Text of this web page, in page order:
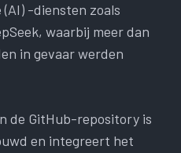
-diensten zoals
waarbij meer dan
in gevaar werden
de GitHub-repository is
en integreert het